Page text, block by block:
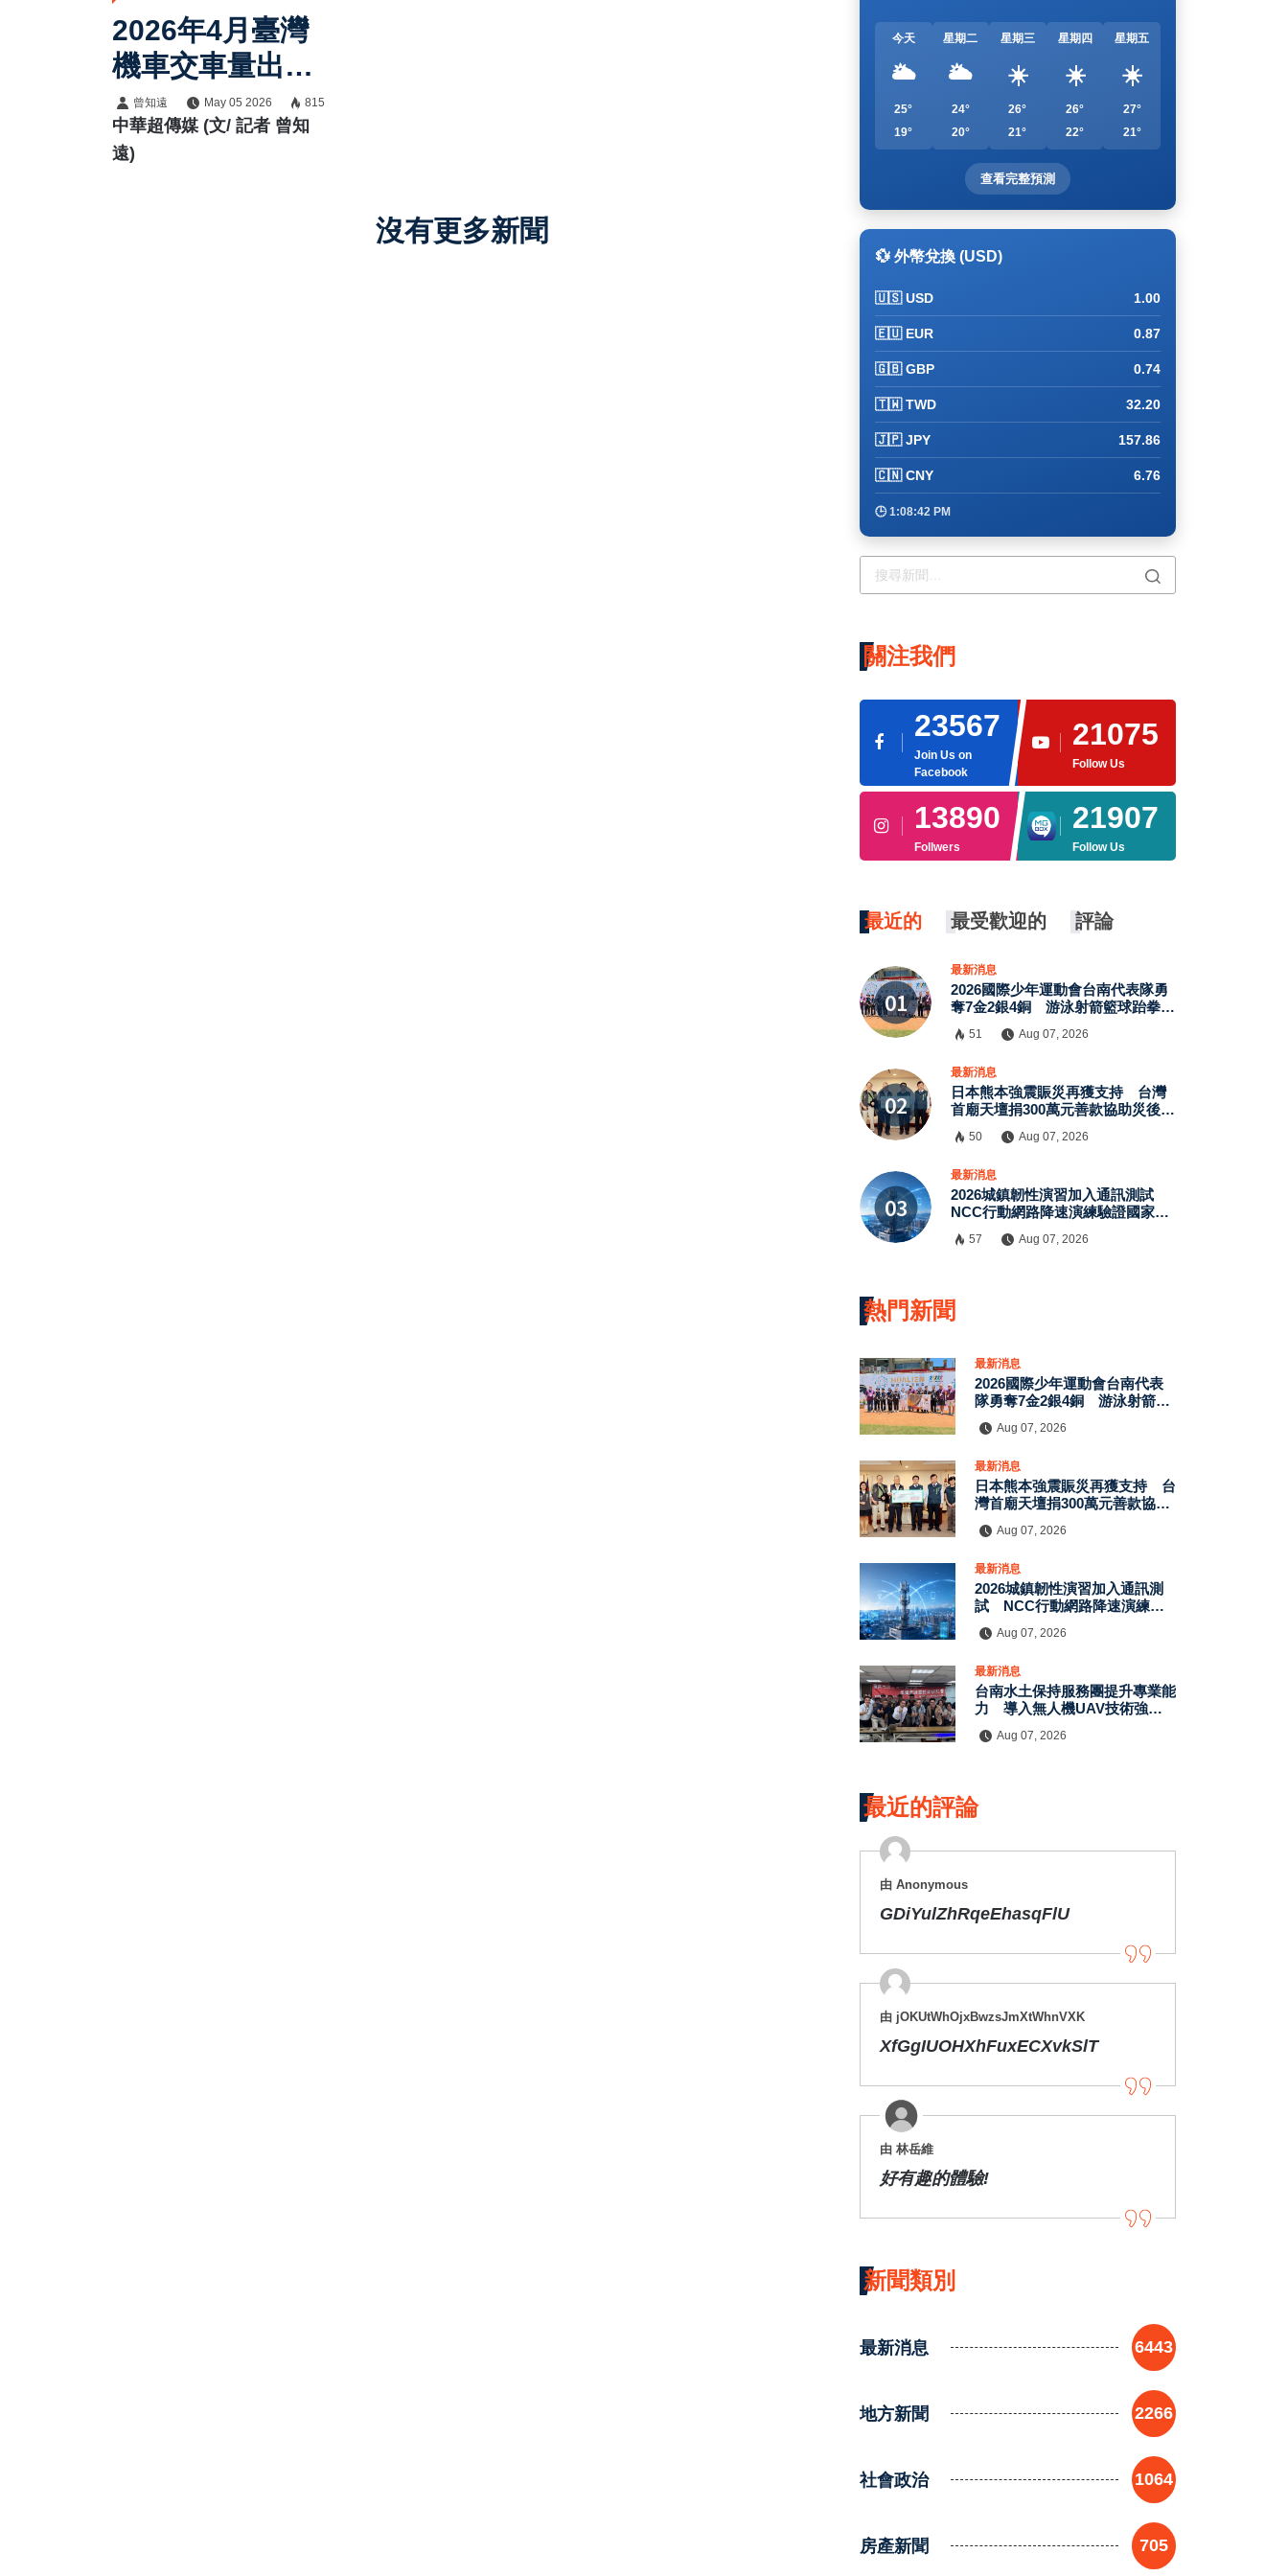
2026年4月臺灣
機車交車量出
爐：總掛牌數
60849輛，年增
14%買氣回溫，
曾知遠 May 05 2026 815
中華超傳媒 (文/ 記者 曾知
遠)
沒有更多新聞
今天
🌥️
25°
19°
星期二
🌥️
24°
20°
星期三
☀️
26°
21°
星期四
☀️
26°
22°
星期五
☀️
27°
21°
查看完整預測
💱 外幣兌換 (USD)
🇺🇸 USD 1.00
🇪🇺 EUR 0.87
🇬🇧 GBP 0.74
🇹🇼 TWD 32.20
🇯🇵 JPY 157.86
🇨🇳 CNY 6.76
🕒 1:08:51 PM
關注我們
23567
Join Us on
Facebook
21075
Follow Us
13890
Follwers
21907
Follow Us
最近的 最受歡迎的 評論
最新消息
2026國際少年運動會台南代表隊勇
奪7金2銀4銅 游泳射箭籃球跆拳道
51 Aug 07, 2026
最新消息
日本熊本強震賑災再獲支持 台灣
首廟天壇捐300萬元善款協助災後復
50 Aug 07, 2026
最新消息
2026城鎮韌性演習加入通訊測試
NCC行動網路降速演練驗證國家通
57 Aug 07, 2026
熱門新聞
最新消息
2026國際少年運動會台南代表
隊勇奪7金2銀4銅 游泳射箭籃
Aug 07, 2026
最新消息
日本熊本強震賑災再獲支持 台
灣首廟天壇捐300萬元善款協助
Aug 07, 2026
最新消息
2026城鎮韌性演習加入通訊測
試 NCC行動網路降速演練驗
Aug 07, 2026
最新消息
台南水土保持服務團提升專業能
力 導入無人機UAV技術強化
Aug 07, 2026
最近的評論
由 Anonymous
GDiYulZhRqeEhasqFlU
由 jOKUtWhOjxBwzsJmXtWhnVXK
XfGgIUOHXhFuxECXvkSlT
由 林岳維
好有趣的體驗!
新聞類別
最新消息 6443
地方新聞 2266
社會政治 1064
房產新聞 705
×